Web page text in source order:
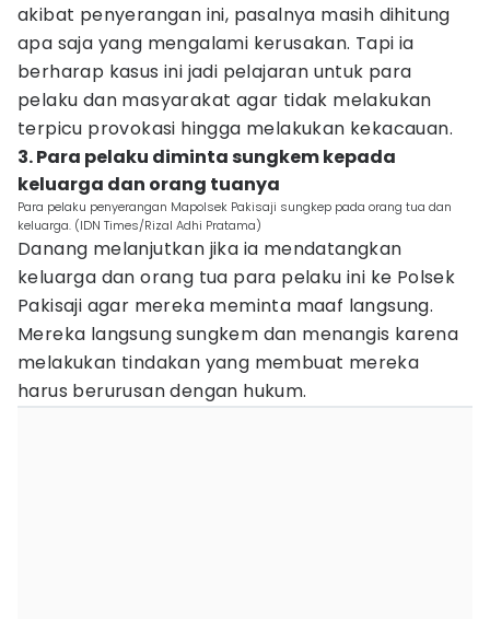
akibat penyerangan ini, pasalnya masih dihitung
apa saja yang mengalami kerusakan. Tapi ia
berharap kasus ini jadi pelajaran untuk para
pelaku dan masyarakat agar tidak melakukan
terpicu provokasi hingga melakukan kekacauan.
3. Para pelaku diminta sungkem kepada
keluarga dan orang tuanya
Para pelaku penyerangan Mapolsek Pakisaji sungkep pada orang tua dan
keluarga. (IDN Times/Rizal Adhi Pratama)
Danang melanjutkan jika ia mendatangkan
keluarga dan orang tua para pelaku ini ke Polsek
Pakisaji agar mereka meminta maaf langsung.
Mereka langsung sungkem dan menangis karena
melakukan tindakan yang membuat mereka
harus berurusan dengan hukum.